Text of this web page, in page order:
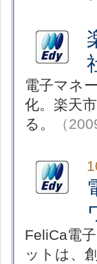
電子マネ
化。楽天
る。
（
FeliCa電
ットは、